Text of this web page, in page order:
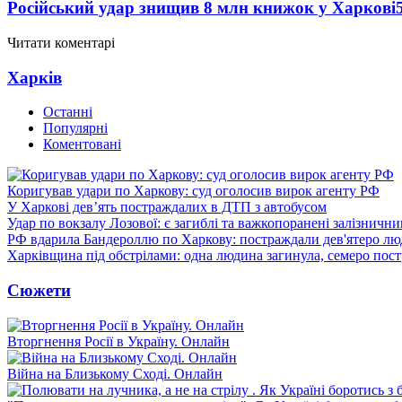
Російський удар знищив 8 млн книжок у Харкові
Читати коментарі
Харків
Останні
Популярні
Коментовані
Коригував удари по Харкову: суд оголосив вирок агенту РФ
У Харкові дев’ять постраждалих в ДТП з автобусом
Удар по вокзалу Лозової: є загиблі та важкопоранені
РФ вдарила Бандероллю по Харкову: постраждали дев'ятеро
Харківщина під обстрілами: одна людина загинула, семеро
Сюжети
Вторгнення Росії в Україну. Онлайн
Війна на Близькому Сході. Онлайн